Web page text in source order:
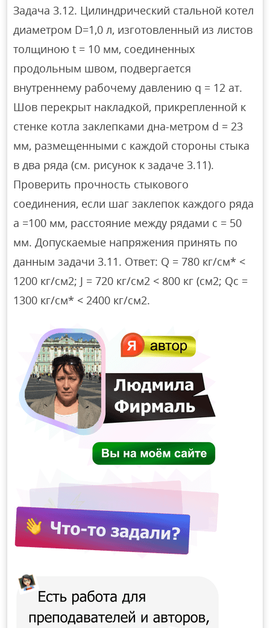
Задача 3.12. Цилиндрический стальной котел
диаметром D=1,0 л, изготовленный из листов
толщиною t = 10 мм, соединенных
продольным швом, подвергается
внутреннему рабочему давлению q = 12 ат.
Шов перекрыт накладкой, прикрепленной к
стенке котла заклепками дна-метром d = 23
мм, размещенными с каждой стороны стыка
в два ряда (см. рисунок к задаче 3.11).
Проверить прочность стыкового
соединения, если шаг заклепок каждого ряда
а =100 мм, расстояние между рядами с = 50
мм. Допускаемые напряжения принять по
данным задачи 3.11. Ответ: Q = 780 кг/см* <
1200 кг/см2; J = 720 кг/см2 < 800 кг (см2; Qс =
1300 кг/см* < 2400 кг/см2.